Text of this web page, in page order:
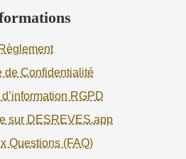
Règlement
de Confidentialité
RGPD
sur DESREVES.app
Questions (FAQ)